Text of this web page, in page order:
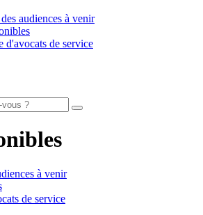
audiences à venir
d'avocats de service
à venir
de service